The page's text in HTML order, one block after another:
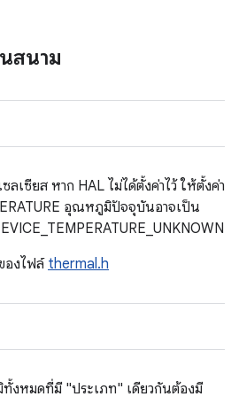
สนาม
ซียส หาก HAL ไม่ได้ตั้งค่าไว้ ให้ตั้งค่า
อุณหภูมิปัจจุบันอาจเป็น
องไฟล์ thermal.h
หมดที่มี "ประเภท" เดียวกันต้องมี